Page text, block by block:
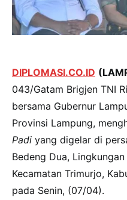
DIPLOMASI.CO.ID
043/Gatam Brigjen TNI
bersama Gubernur
Provinsi Lampung,
Padi yang digelar di
Bedeng Dua,
Kecamatan Trimurjo,
pada Senin, (07/04).